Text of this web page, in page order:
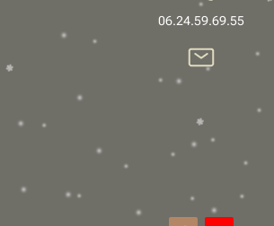
06.24.59.69.55